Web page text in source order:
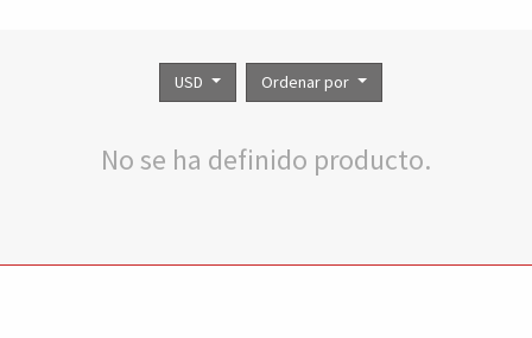
USD Ordenar por
No se ha definido producto.